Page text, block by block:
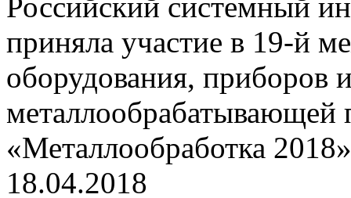
Российский системный
приняла участие в 19-й
оборудования, приборов
«Металлообработка
18.04.2018